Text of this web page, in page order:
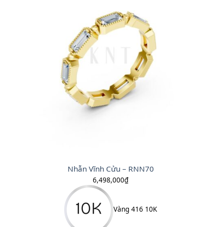
Nhẫn Vĩnh Cửu – RNN70
6,498,000₫
Vàng 416 10K